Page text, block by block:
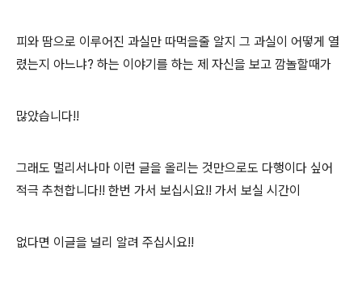
피와 땀으로 이루어진 과실만 따먹을줄 알지 그 과실이 어떻게 열
렸는지 아느냐? 하는 이야기를 하는 제 자신을 보고 깜놀할때가
많았습니다!!
그래도 멀리서나마 이런 글을 올리는 것만으로도 다행이다 싶어
적극 추천합니다!! 한번 가서 보십시요!! 가서 보실 시간이
없다면 이글을 널리 알려 주십시요!!